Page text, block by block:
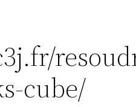
cube/